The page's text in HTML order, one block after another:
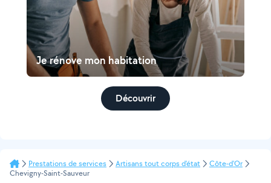
Je rénove mon habitation
Découvrir
Prestations de services Artisans tout corps d'état
Côte-d'Or
Chevigny-Saint-Sauveur